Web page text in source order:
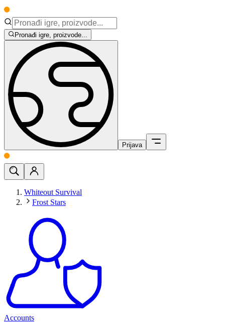
Pronađi igre, proizvode...
Prijava
Whiteout Survival
Frost Stars
Accounts